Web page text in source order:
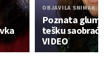
OBJAVILA SNIMAK
Poznata
tešku
VIDEO